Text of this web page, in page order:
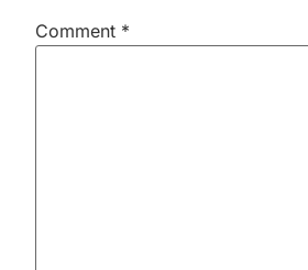
Comment *